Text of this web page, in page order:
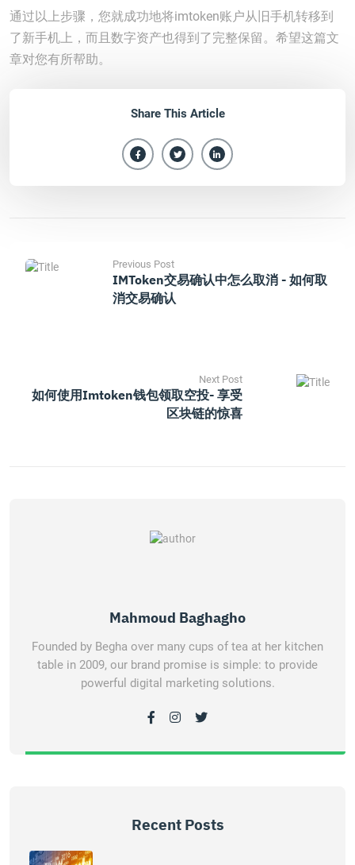
通过以上步骤，您就成功地将imtoken账户从旧手机转移到
了新手机上，而且数字资产也得到了完整保留。希望这篇文
章对您有所帮助。
Share This Article
Previous Post
IMToken交易确认中怎么取消 - 如何取
消交易确认
Next Post
如何使用imtoken钱包领取空投- 享受
区块链的惊喜
Mahmoud Baghagho
Founded by Begha over many cups of tea at her kitchen
table in 2009, our brand promise is simple: to provide
powerful digital marketing solutions.
Recent Posts